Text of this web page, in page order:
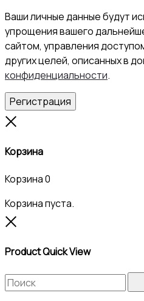
Ваши личные данные будут
упрощения вашего
сайтом, управления
других целей, описанных в
конфиденциальности.
Регистрация
Корзина
Корзина0
Корзина пуста.
Product Quick View
Search
for: